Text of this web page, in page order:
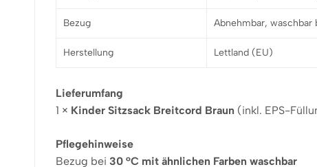
Bezug Abnehmbar, waschbar
Herstellung Lettland (EU)
Lieferumfang
1 × Kinder Sitzsack Breitcord Braun (inkl. EPS-
Pflegehinweise
Bezug bei 30 °C mit ähnlichen Farben waschbar